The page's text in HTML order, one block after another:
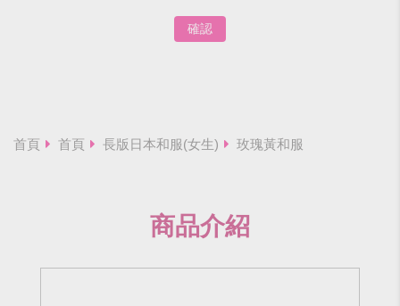
確認
首頁 首頁 長版日本和服(女生) 玫瑰黃和服
商品介紹